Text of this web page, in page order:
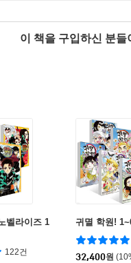
이 책을 구입하신 분
벨라이즈 1
122건
귀멸 학원!
32,400원